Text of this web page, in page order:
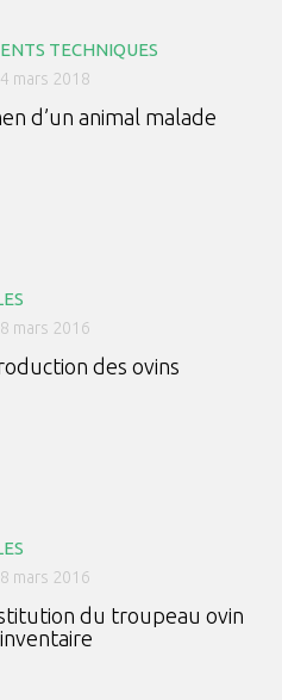
TECHNIQUES
mars 2018
d’un animal malade
mars 2016
des ovins
mars 2016
du troupeau ovin